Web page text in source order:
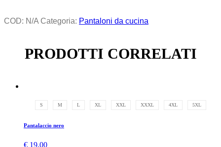
COD: N/A Categoria: Pantaloni da cucina
PRODOTTI CORRELATI
S M L XL XXL XXXL 4XL 5XL
Pantalaccio nero
€ 19,00